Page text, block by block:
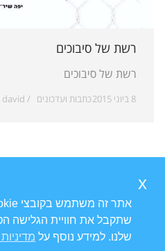
רשת של סיבוכים
רשת של סיבוכים
8 ביוני 2015 כתבות ועדכונים david
Ⓒ כל הזכויות שמורות ל פרופ' דוד
שתקבל את חוויית הגלישה
שלנו. למידע נוסף על
x